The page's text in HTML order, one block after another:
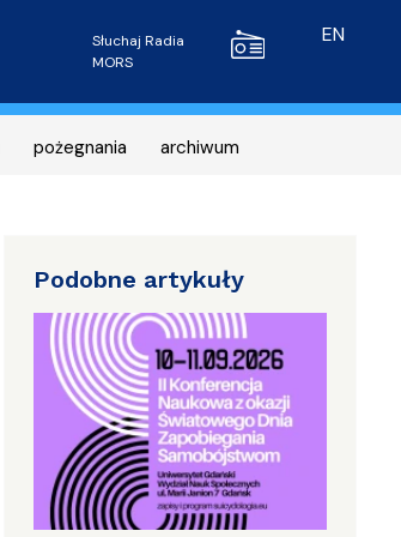
Radio MORS
Słuchaj Radia
MORS
EN
pożegnania archiwum
Podobne artykuły